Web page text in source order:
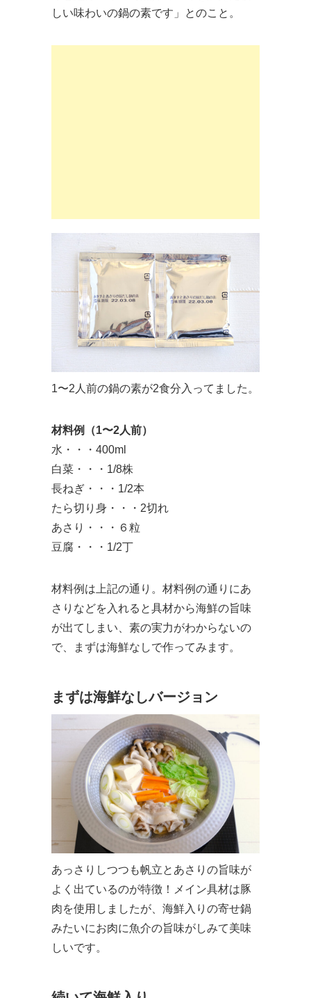
しい味わいの鍋の素です」とのこと。
1〜2人前の鍋の素が2食分入ってました。
材料例（1〜2人前）
水・・・400ml
白菜・・・1/8株
長ねぎ・・・1/2本
たら切り身・・・2切れ
あさり・・・６粒
豆腐・・・1/2丁
材料例は上記の通り。材料例の通りにあ
さりなどを入れると具材から海鮮の旨味
が出てしまい、素の実力がわからないの
で、まずは海鮮なしで作ってみます。
まずは海鮮なしバージョン
あっさりしつつも帆立とあさりの旨味が
よく出ているのが特徴！メイン具材は豚
肉を使用しましたが、海鮮入りの寄せ鍋
みたいにお肉に魚介の旨味がしみて美味
しいです。